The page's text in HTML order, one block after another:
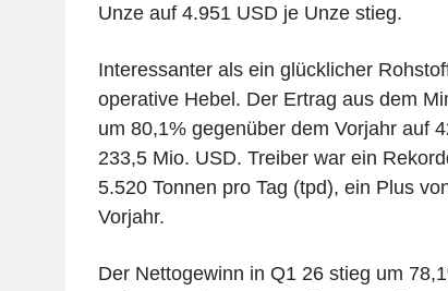
Unze auf 4.951 USD je Unze stieg.
Interessanter als ein glücklicher
operative Hebel. Der Ertrag aus dem
um 80,1% gegenüber dem Vorjahr auf
233,5 Mio. USD. Treiber war ein
5.520 Tonnen pro Tag (tpd), ein Plus
Vorjahr.
Der Nettogewinn in Q1 26 stieg um